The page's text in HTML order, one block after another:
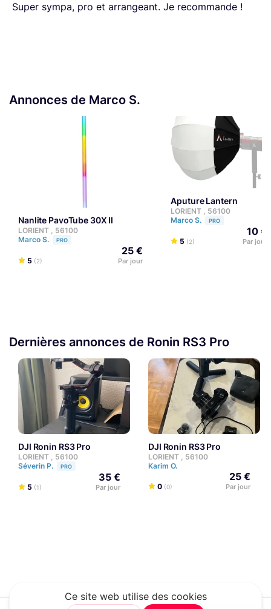
Super sympa, pro et arrangeant. Je recommande !
Annonces de Marco S.
Nanlite PavoTube 30X II
LORIENT , 56100
Marco S.
PRO
5 (2)
25 €
Par jour
Aputure Lantern
LORIENT , 56100
Marco S.
PRO
5 (2)
10 €
Par jour
Dernières annonces de Ronin RS3 Pro
DJI Ronin RS3 Pro
LORIENT , 56100
Séverin P.
PRO
5 (1)
35 €
Par jour
DJI Ronin RS3 Pro
LORIENT , 56100
Karim O.
0 (0)
25 €
Par jour